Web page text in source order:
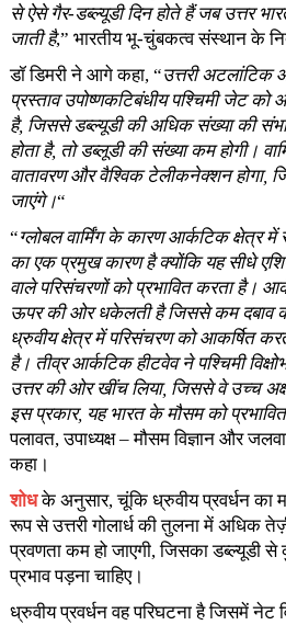
से ऐसे गैर-डब्ल्यूडी दिन होते हैं जब उत्तर
जाती है,” भारतीय भू-चुंबकत्व संस्थान के
डॉ डिमरी ने आगे कहा, “उत्तरी अटलांटिक
प्रस्ताव उपोष्णकटिबंधीय पश्चिमी जेट
है, जिससे डब्ल्यूडी की अधिक संख्या की
होता है, तो डब्लूडी की संख्या कम होगी।
वातावरण और वैश्विक टेलीकनेक्शन होगा,
जाएंगे।“
“ग्लोबल वार्मिंग के कारण आर्कटिक क्षेत्र में
का एक प्रमुख कारण है क्योंकि यह सीधे
वाले परिसंचरणों को प्रभावित करता है।
ऊपर की ओर धकेलती है जिससे कम दबाव
ध्रुवीय क्षेत्र में परिसंचरण को आकर्षित
है। तीव्र आर्कटिक हीटवेव ने पश्चिमी
उत्तर की ओर खींच लिया, जिससे वे उच्च
इस प्रकार, यह भारत के मौसम को
पलावत, उपाध्यक्ष – मौसम विज्ञान और
कहा।
शोधके अनुसार, चूंकि ध्रुवीय प्रवर्धन का
रूप से उत्तरी गोलार्ध की तुलना में अधिक
प्रवणता कम हो जाएगी, जिसका डब्ल्यूडी
प्रभाव पड़ना चाहिए।
ध्रुवीय प्रवर्धन वह परिघटना है जिसमें